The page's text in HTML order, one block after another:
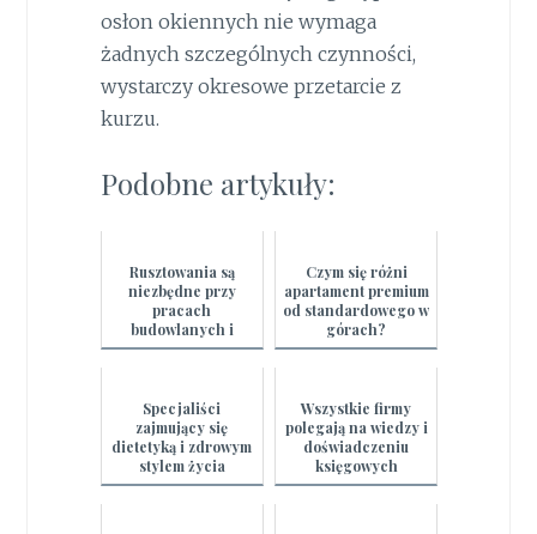
osłon okiennych nie wymaga
żadnych szczególnych czynności,
wystarczy okresowe przetarcie z
kurzu.
Podobne artykuły:
Rusztowania są
niezbędne przy
pracach
budowlanych i
remontowych
Czym się różni
apartament premium
od standardowego w
górach?
Specjaliści
zajmujący się
dietetyką i zdrowym
stylem życia
Wszystkie firmy
polegają na wiedzy i
doświadczeniu
księgowych